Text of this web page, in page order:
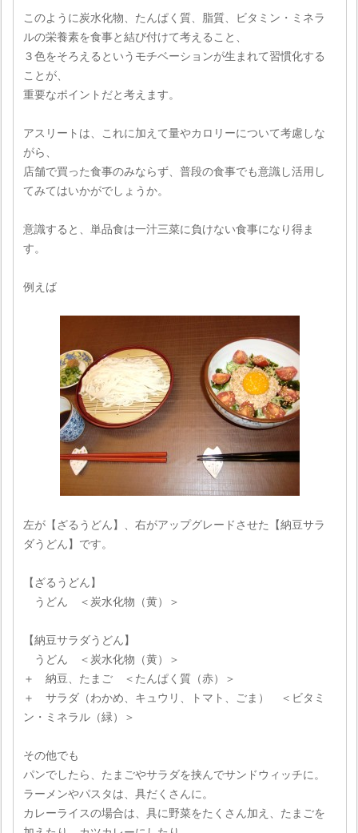
このように炭水化物、たんぱく質、脂質、ビタミン・ミネラ
ルの栄養素を食事と結び付けて考えること、
３色をそろえるというモチベーションが生まれて習慣化する
ことが、
重要なポイントだと考えます。
アスリートは、これに加えて量やカロリーについて考慮しな
がら、
店舗で買った食事のみならず、普段の食事でも意識し活用し
てみてはいかがでしょうか。
意識すると、単品食は一汁三菜に負けない食事になり得ま
す。
例えば
左が【ざるうどん】、右がアップグレードさせた【納豆サラ
ダうどん】です。
【ざるうどん】
うどん ＜炭水化物（黄）＞
【納豆サラダうどん】
うどん ＜炭水化物（黄）＞
＋ 納豆、たまご ＜たんぱく質（赤）＞
＋ サラダ（わかめ、キュウリ、トマト、ごま） ＜ビタミ
ン・ミネラル（緑）＞
その他でも
パンでしたら、たまごやサラダを挟んでサンドウィッチに。
ラーメンやパスタは、具だくさんに。
カレーライスの場合は、具に野菜をたくさん加え、たまごを